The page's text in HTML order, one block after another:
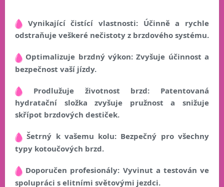
Vynikající čistící vlastnosti: Účinně a rychle
odstraňuje veškeré nečistoty z brzdového systému.
Optimalizuje brzdný výkon: Zvyšuje účinnost a
bezpečnost vaší jízdy.
Prodlužuje životnost brzd: Patentovaná
hydratační složka zvyšuje pružnost a snižuje
skřípot brzdových destiček.
Šetrný k vašemu kolu: Bezpečný pro všechny
typy kotoučových brzd.
Doporučen profesionály: Vyvinut a testován ve
spolupráci s elitními světovými jezdci.